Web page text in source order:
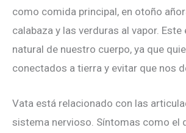
como comida principal, en otoño
calabaza y las verduras al vapor. Este
natural de nuestro cuerpo, ya que
conectados a tierra y evitar que nos
Vata está relacionado con las
sistema nervioso. Síntomas como el